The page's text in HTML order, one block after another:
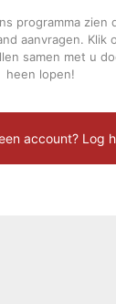
programma zien
aanvragen. Klik
samen met u
heen lopen!